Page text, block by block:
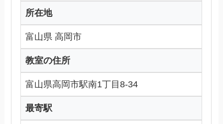
所在地
富山県 高岡市
教室の住所
富山県高岡市駅南1丁目8-34
最寄駅